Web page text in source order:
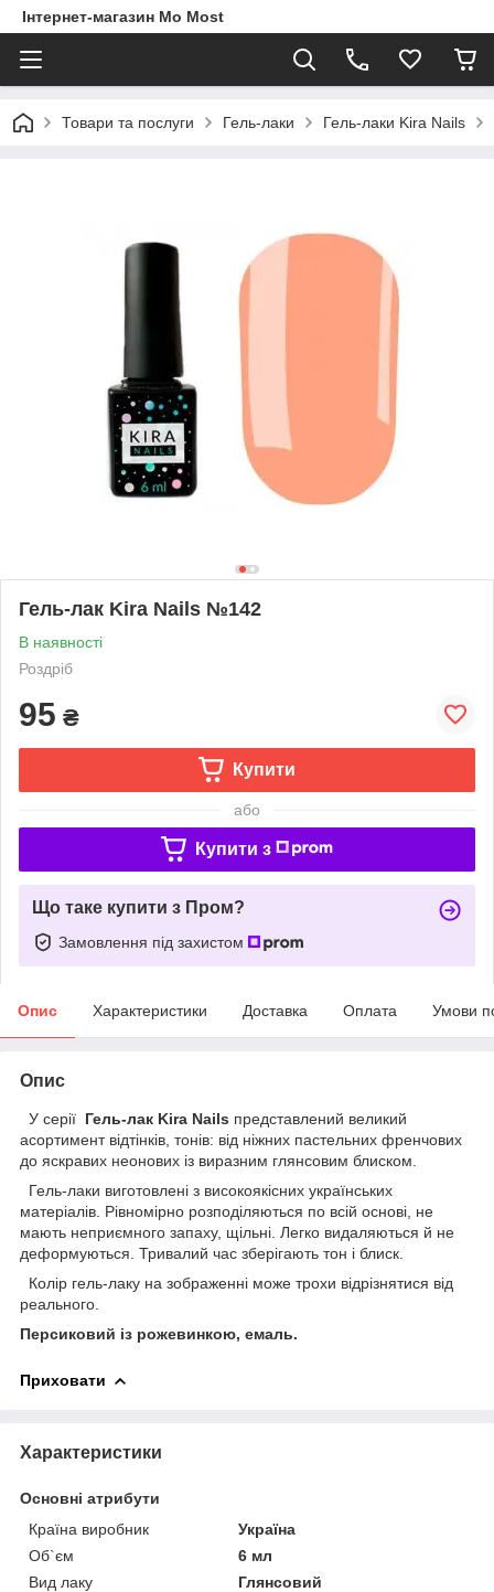
Інтернет-магазин Mo Most
Товари та послуги Гель-лаки Гель-лаки Kira Nails
Гель-лак Kira Nails №142
В наявності
Роздріб
95 ₴
Купити
або
Купити з
Що таке купити з Пром?
Замовлення під захистом
Опис Характеристики Доставка Оплата Умови
Опис
У серії Гель-лак Kira Nails представлений великий
асортимент відтінків, тонів: від ніжних пастельних френчових
до яскравих неонових із виразним глянсовим блиском.
Гель-лаки виготовлені з високоякісних українських
матеріалів. Рівномірно розподіляються по всій основі, не
мають неприємного запаху, щільні. Легко видаляються й не
деформуються. Тривалий час зберігають тон і блиск.
Колір гель-лаку на зображенні може трохи відрізнятися від
реального.
Персиковий із рожевинкою, емаль.
Приховати
Характеристики
Основні атрибути
Країна виробник
Україна
Об`єм
6 мл
Вид лаку
Глянсовий